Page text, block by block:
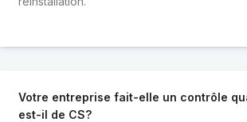
Votre entreprise fait-elle un contrôle
est-il de CS?